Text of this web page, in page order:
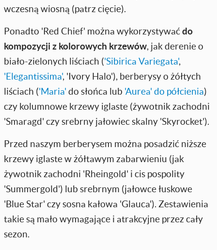
wczesną wiosną (patrz cięcie).
Ponadto 'Red Chief' można wykorzystywaćdo
kompozycji z kolorowych krzewów, jak derenie o
biało-zielonych liściach ('Sibirica Variegata',
'Elegantissima', 'Ivory Halo'), berberysy o żółtych
liściach ('Maria' do słońca lub 'Aurea' do półcienia)
czy kolumnowe krzewy iglaste (żywotnik zachodni
'Smaragd' czy srebrny jałowiec skalny 'Skyrocket').
Przed naszym berberysem można posadzić niższe
krzewy iglaste w żółtawym zabarwieniu (jak
żywotnik zachodni 'Rheingold' i cis pospolity
'Summergold') lub srebrnym (jałowce łuskowe
'Blue Star' czy sosna kałowa 'Glauca'). Zestawienia
takie są mało wymagające i atrakcyjne przez cały
sezon.